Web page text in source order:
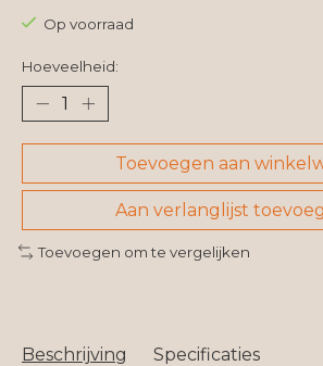
Op voorraad
Hoeveelheid:
Toevoegen aan
Aan verlanglijst
Toevoegen om te vergelijken
Beschrijving Specificaties